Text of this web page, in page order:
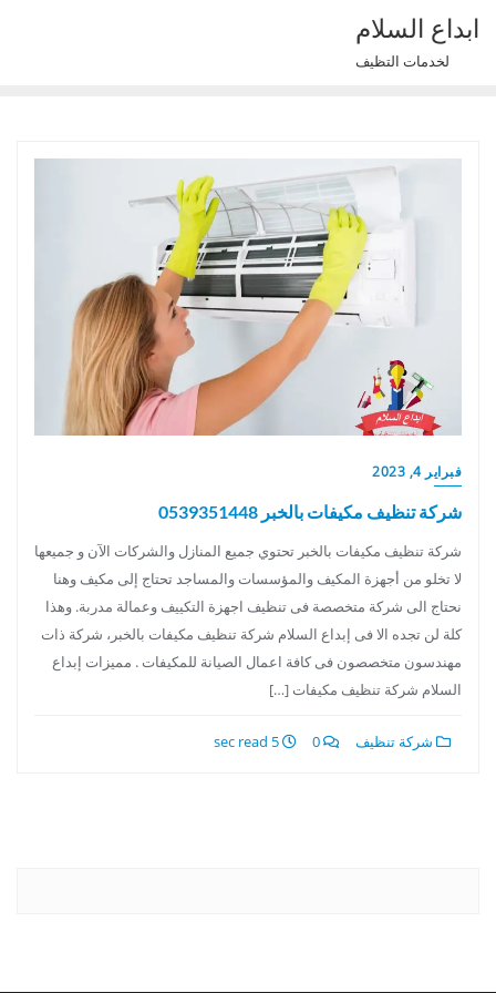
Skip
content
ابداع السلام
لخدمات التظيف
فبراير 4, 2023
شركة تنظيف مكيفات بالخبر 0539351448
شركة تنظيف مكيفات بالخبر تحتوي جميع المنازل والشركات الآن و جميعها
لا تخلو من أجهزة المكيف والمؤسسات والمساجد تحتاج إلى مكيف وهنا
نحتاج الى شركة متخصصة فى تنظيف اجهزة التكييف وعمالة مدربة. وهذا
كلة لن تجده الا فى إبداع السلام شركة تنظيف مكيفات بالخبر، شركة ذات
مهندسون متخصصون فى كافة اعمال الصيانة للمكيفات . مميزات إبداع
السلام شركة تنظيف مكيفات […]
شركة تنظيف